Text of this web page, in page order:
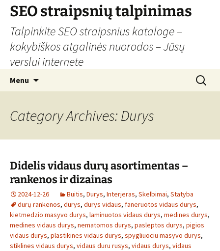
Skip
content
SEO straipsnių talpinimas
Talpinkite SEO straipsnius kataloge –
kokybiškos atgalinės nuorodos – Jūsų
verslui internete
Menu
Search
for:
Category Archives: Durys
Didelis vidaus durų asortimentas –
rankenos ir dizainas
2024-12-26 Buitis, Durys, Interjeras, Skelbimai, Statyba
durų rankenos, durys, durys vidaus, faneruotos vidaus durys,
kietmedzio masyvo durys, laminuotos vidaus durys, medines durys,
medines vidaus durys, nematomos durys, pasleptos durys, pigios
vidaus durys, plastikines vidaus durys, spygliuociu masyvo durys,
stiklines vidaus durys, vidaus duru rusys, vidaus durys, vidaus